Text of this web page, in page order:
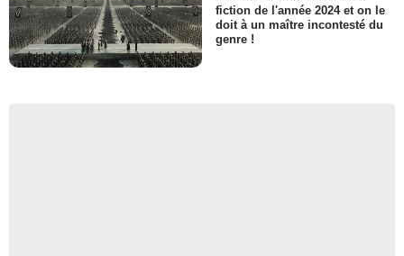
fiction de l'année 2024 et on le
doit à un maître incontesté du
genre !